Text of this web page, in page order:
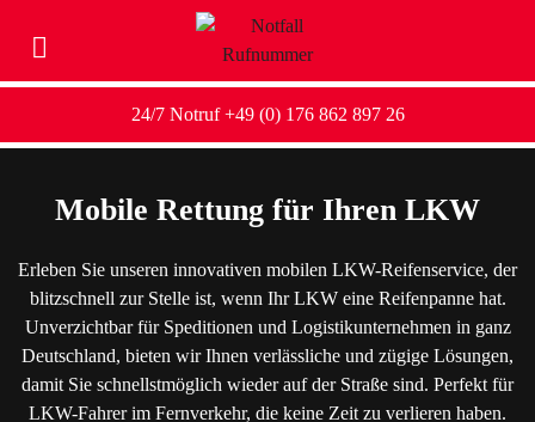
24/7 Notruf +49 (0) 176 862 897 26
Mobile Rettung für Ihren LKW
Erleben Sie unseren innovativen mobilen LKW-Reifenservice, der
blitzschnell zur Stelle ist, wenn Ihr LKW eine Reifenpanne hat.
Unverzichtbar für Speditionen und Logistikunternehmen in ganz
Deutschland, bieten wir Ihnen verlässliche und zügige Lösungen,
damit Sie schnellstmöglich wieder auf der Straße sind. Perfekt für
LKW-Fahrer im Fernverkehr, die keine Zeit zu verlieren haben.